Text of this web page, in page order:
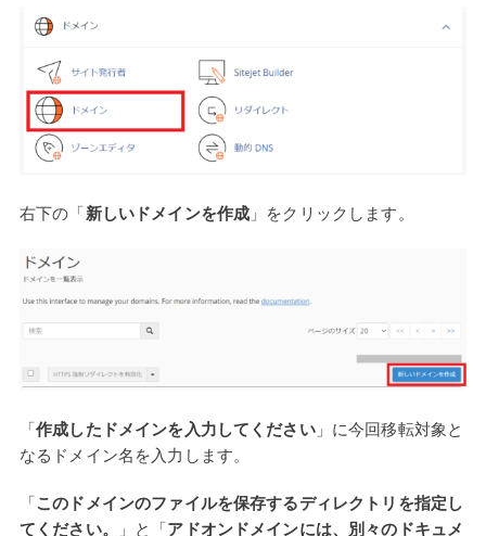
右下の「新しいドメインを作成 」をクリックします。
「作成したドメインを入力してください」に今回移転対象と
なるドメイン名を入力します。
「このドメインのファイルを保存するディレクトリを指定し
てください。
」と「アドオンドメインには、別々のドキュメ